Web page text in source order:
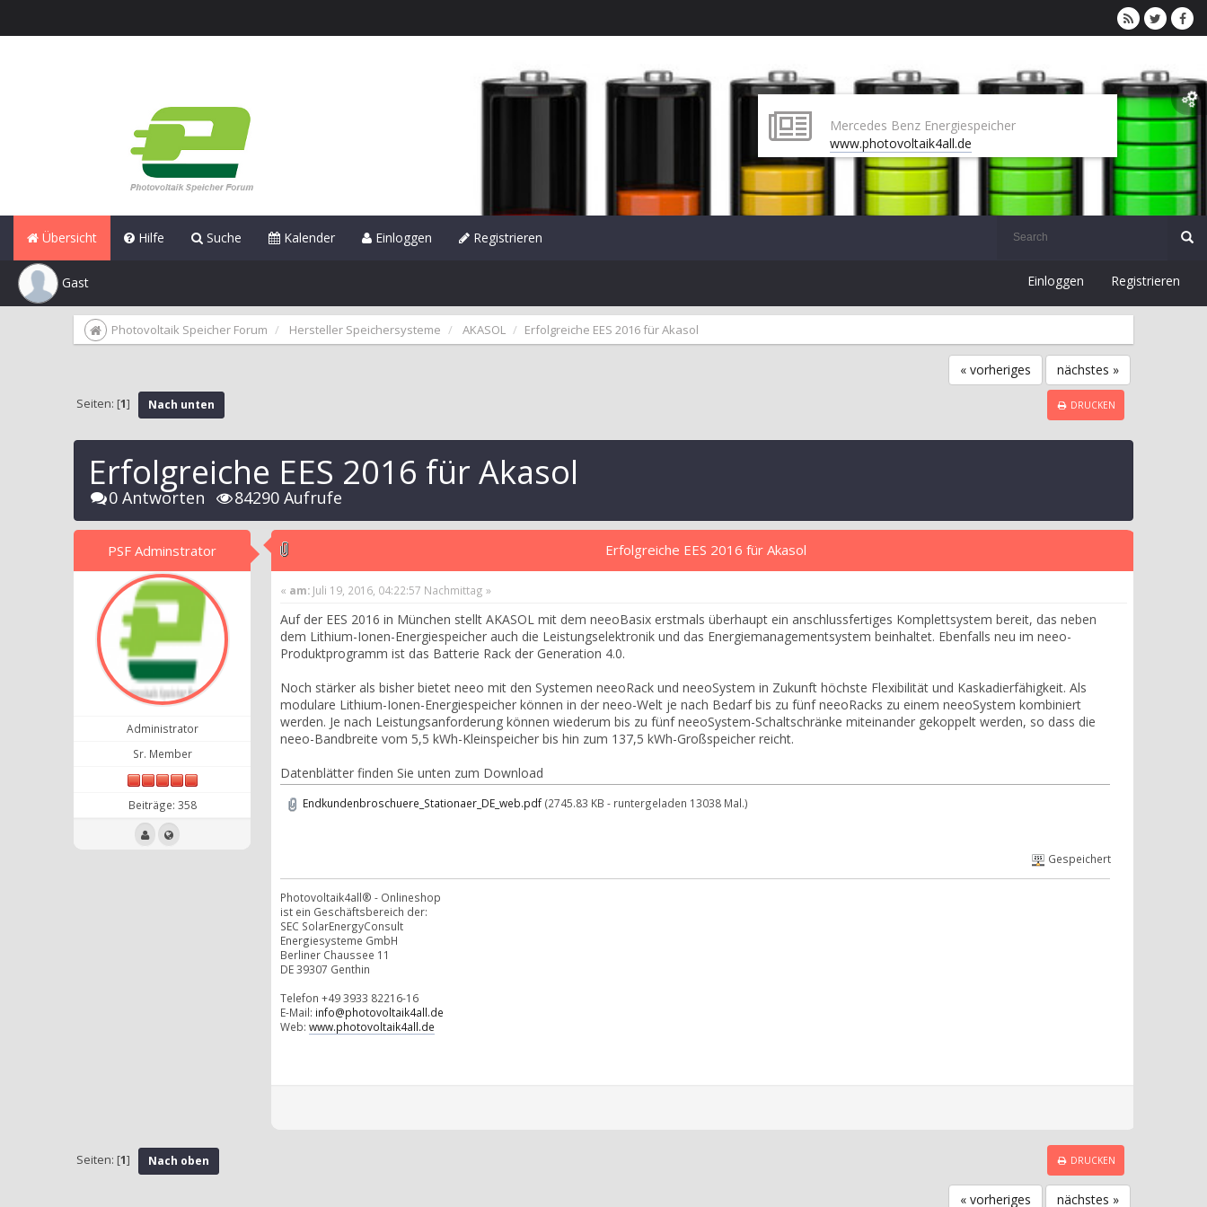
Mercedes Benz Energiespeicher
www.photovoltaik4all.de
Übersicht Hilfe Suche Kalender Einloggen Registrieren
Gast Einloggen Registrieren
Photovoltaik Speicher Forum Hersteller Speichersysteme AKASOL Erfolgreiche EES 2016 für Akasol
« vorheriges nächstes »
DRUCKEN
Seiten: [1] Nach unten
Erfolgreiche EES 2016 für Akasol
0 Antworten 84290 Aufrufe
PSF Adminstrator
Administrator
Sr. Member
Beiträge: 358
Erfolgreiche EES 2016 für Akasol
« am:Juli 19, 2016, 04:22:57 Nachmittag »
Auf der EES 2016 in München stellt AKASOL mit dem neeoBasix erstmals überhaupt ein anschlussfertiges Komplettsystem bereit, das neben
dem Lithium-Ionen-Energiespeicher auch die Leistungselektronik und das Energiemanagementsystem beinhaltet. Ebenfalls neu im neeo-
Produktprogramm ist das Batterie Rack der Generation 4.0.
Noch stärker als bisher bietet neeo mit den Systemen neeoRack und neeoSystem in Zukunft höchste Flexibilität und Kaskadierfähigkeit. Als
modulare Lithium-Ionen-Energiespeicher können in der neeo-Welt je nach Bedarf bis zu fünf neeoRacks zu einem neeoSystem kombiniert
werden. Je nach Leistungsanforderung können wiederum bis zu fünf neeoSystem-Schaltschränke miteinander gekoppelt werden, so dass die
neeo-Bandbreite vom 5,5 kWh-Kleinspeicher bis hin zum 137,5 kWh-Großspeicher reicht.
Datenblätter finden Sie unten zum Download
Endkundenbroschuere_Stationaer_DE_web.pdf(2745.83 KB - runtergeladen 13038 Mal.)
Gespeichert
Photovoltaik4all® - Onlineshop
ist ein Geschäftsbereich der:
SEC SolarEnergyConsult
Energiesysteme GmbH
Berliner Chaussee 11
DE 39307 Genthin
Telefon +49 3933 82216-16
E-Mail: info@photovoltaik4all.de
Web: www.photovoltaik4all.de
DRUCKEN
Seiten: [1] Nach oben
« vorheriges nächstes »